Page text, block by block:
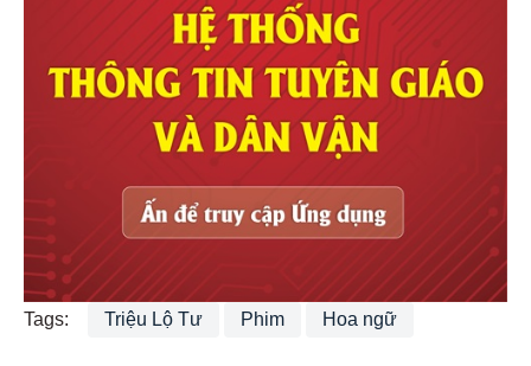
Tags: Triệu Lộ Tư Phim Hoa ngữ